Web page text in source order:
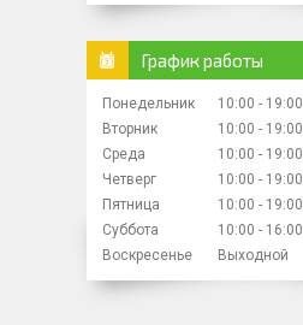
График работы
Понедельник 10:00
19:00
Вторник
10:00
19:00
Среда
10:00
19:00
Четверг
10:00
19:00
Пятница
10:00
19:00
Суббота
10:00
16:00
Воскресенье
Выходной